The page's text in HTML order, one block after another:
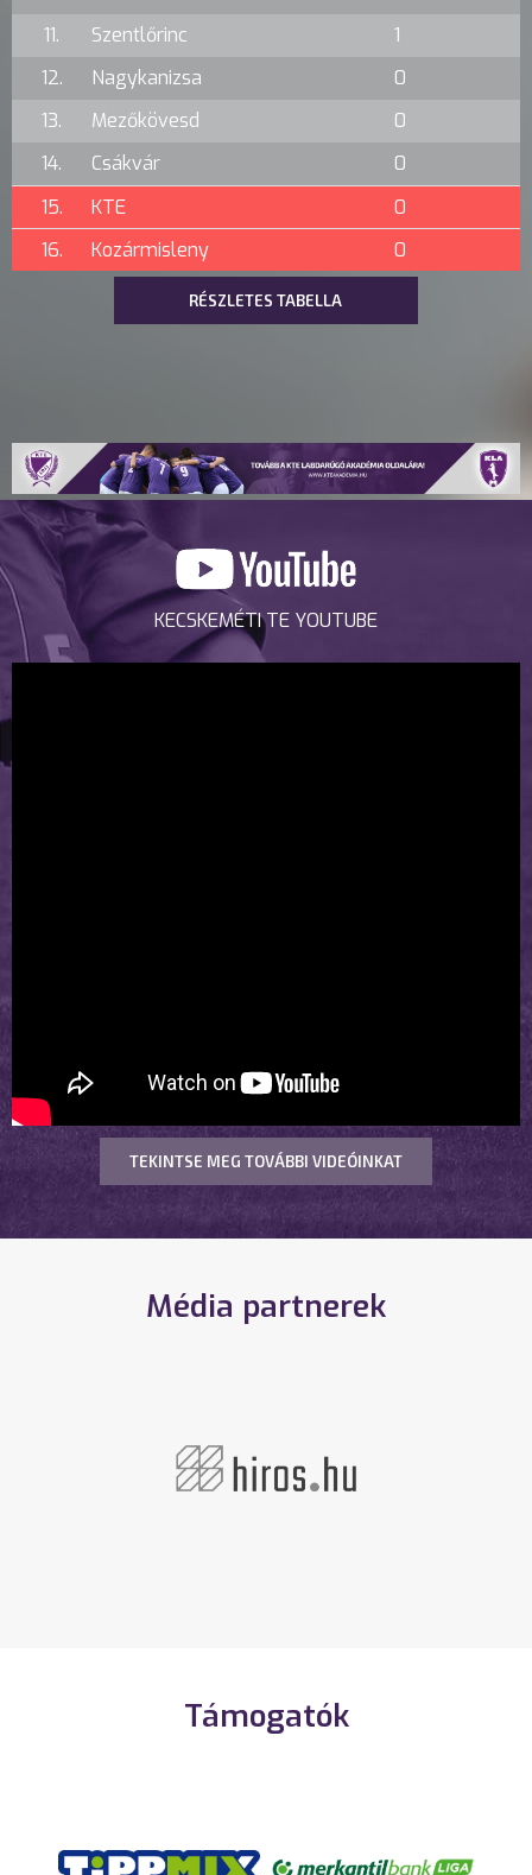
11.
Szentlőrinc
1
12.
Nagykanizsa
0
13.
Mezőkövesd
0
14.
Csákvár
0
15.
KTE
0
16.
Kozármisleny 0
RÉSZLETES TABELLA
KECSKEMÉTI TE YOUTUBE
TEKINTSE MEG TOVÁBBI VIDEÓINKAT
Média partnerek
Támogatók